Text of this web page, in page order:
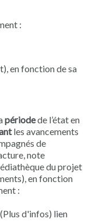
:
en fonction de sa
périodede l’état en
les avancements
de
note
du projet
en fonction
:
d'infos) lien